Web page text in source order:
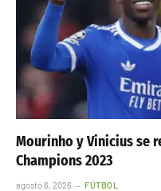
Mourinho y Vinicius se
Champions 2023
agosto 6, 2026 FÚTBOL